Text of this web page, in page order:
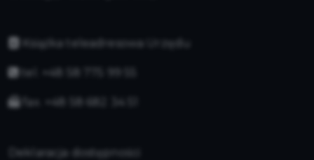
Książka teleadresowa Urzędu
tel. +48 58 775 99 55
fax. +48 58 682 34 51
Deklaracja dostępności